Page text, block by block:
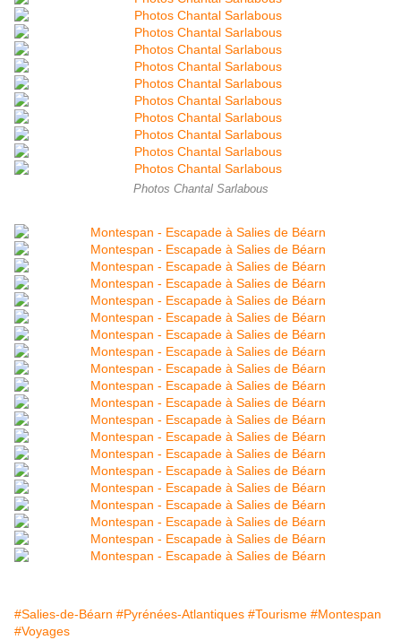
Photos Chantal Sarlabous
#Salies-de-Béarn #Pyrénées-Atlantiques #Tourisme #Montespan
#Voyages